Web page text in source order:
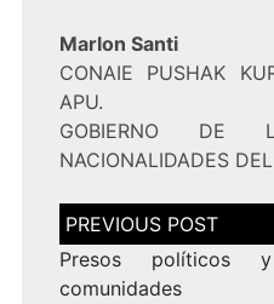
Marlon Santi
CONAIE PUSHAK
APU.
GOBIERNO DE
NACIONALIDADES
Navegación
de
entradas
Presos políticos y
comunidades